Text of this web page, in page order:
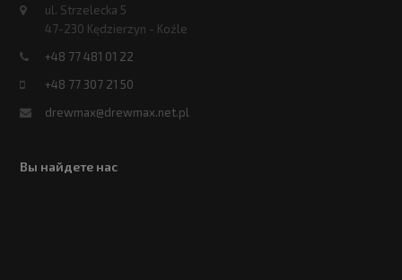
ul. Strzelecka 5
47-230 Kędzierzyn - Koźle
+48 77 481 01 22
+48 77 307 21 50
drewmax@drewmax.net.pl
Вы найдете нас